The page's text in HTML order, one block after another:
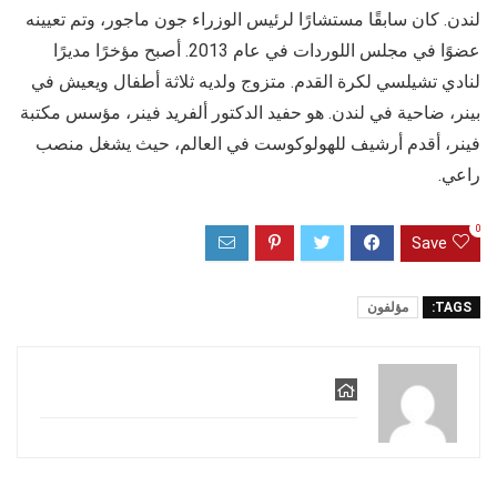
لندن. كان سابقًا مستشارًا لرئيس الوزراء جون ماجور، وتم تعيينه
عضوًا في مجلس اللوردات في عام 2013. أصبح مؤخرًا مديرًا
لنادي تشيلسي لكرة القدم. متزوج ولديه ثلاثة أطفال ويعيش في
بينر، ضاحية في لندن. هو حفيد الدكتور ألفريد فينر، مؤسس مكتبة
فينر، أقدم أرشيف للهولوكوست في العالم، حيث يشغل منصب
راعي.
Save
0
TAGS: مؤلفون